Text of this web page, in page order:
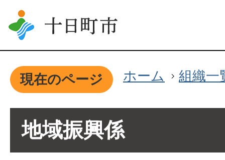
現在のページ ホーム 組織一
地域振興係